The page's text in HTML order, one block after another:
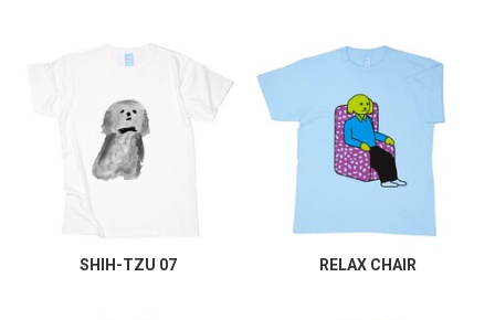
SHIH-TZU 07 RELAX CHAIR